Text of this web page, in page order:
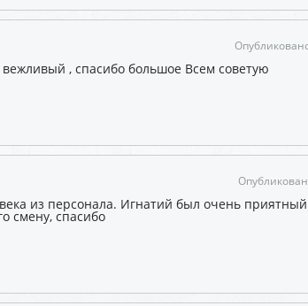
, спасибо большое Всем советую
из персонала. Игнатий был очень
смену, спасибо